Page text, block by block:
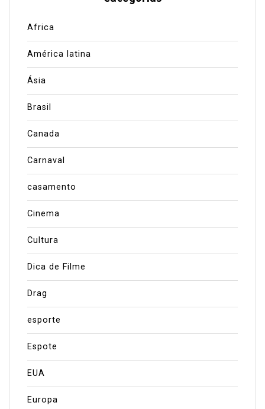
Africa
América latina
Ásia
Brasil
Canada
Carnaval
casamento
Cinema
Cultura
Dica de Filme
Drag
esporte
Espote
EUA
Europa